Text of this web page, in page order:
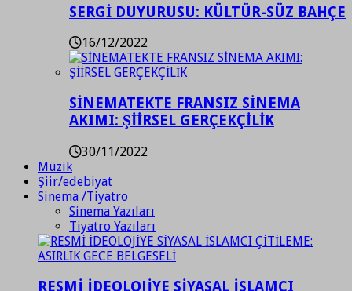
SERGİ DUYURUSU: KÜLTÜR-SÜZ BAHÇE
16/12/2022
SİNEMATEKTE FRANSIZ SİNEMA
AKIMI: ŞİİRSEL GERÇEKÇİLİK
30/11/2022
Müzik
Şiir/edebiyat
Sinema /Tiyatro
Sinema Yazıları
Tiyatro Yazıları
RESMİ İDEOLOJİYE SİYASAL İSLAMCI